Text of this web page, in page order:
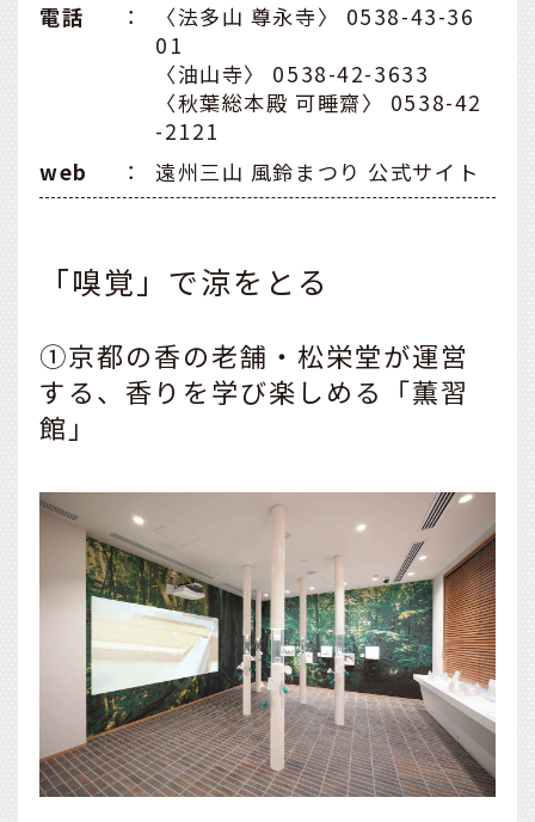
電話
：
〈法多山 尊永寺〉 0538-43-36
01
〈油山寺〉 0538-42-3633
〈秋葉総本殿 可睡齋〉 0538-42
-2121
web
： 遠州三山 風鈴まつり 公式サイト
「嗅覚」で涼をとる
①京都の香の老舗・松栄堂が運営
する、香りを学び楽しめる「薫習
館」